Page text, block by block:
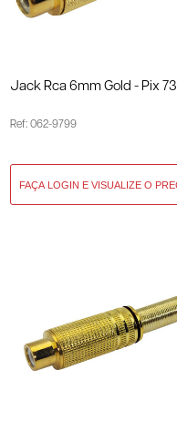
Jack Rca 6mm Gold - Pix 73
Ref: 062-9799